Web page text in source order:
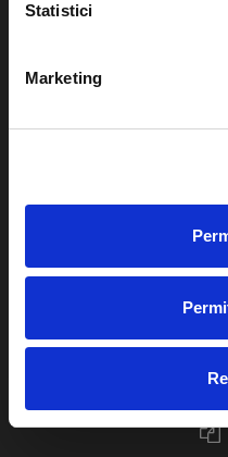
Statistici
Marketing
festivaluri
Pentru copii
Diverse